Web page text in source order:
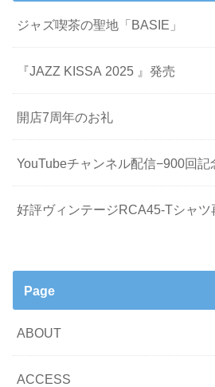
ジャズ喫茶の聖地「BASIE」
『JAZZ KISSA 2025 』発売
開店7周年のお礼
YouTubeチャンネル配信−900回記
好評ヴィンテージRCA45-Tシャツ
Page
ABOUT
ACCESS